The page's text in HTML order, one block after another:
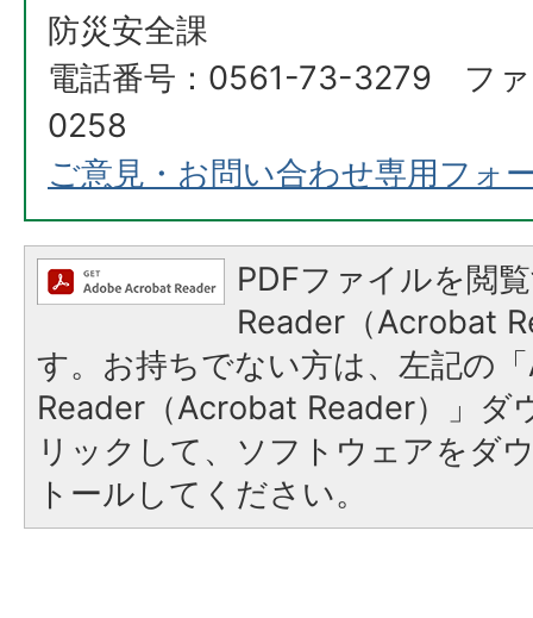
防災安全課
電話番号：0561-73-3279 フ
0258
ご意見・お問い合わせ専用フォ
PDFファイルを閲
Reader（Acrobat
す。お持ちでない方は、左記の
Reader（Acrobat Reader）」ダ
リックして、ソフトウェアをダ
トールしてください。